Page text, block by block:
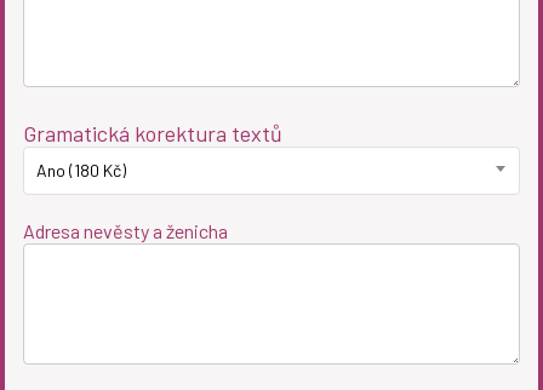
Gramatická korektura textů
Ano (180 Kč)
Adresa nevěsty a ženicha